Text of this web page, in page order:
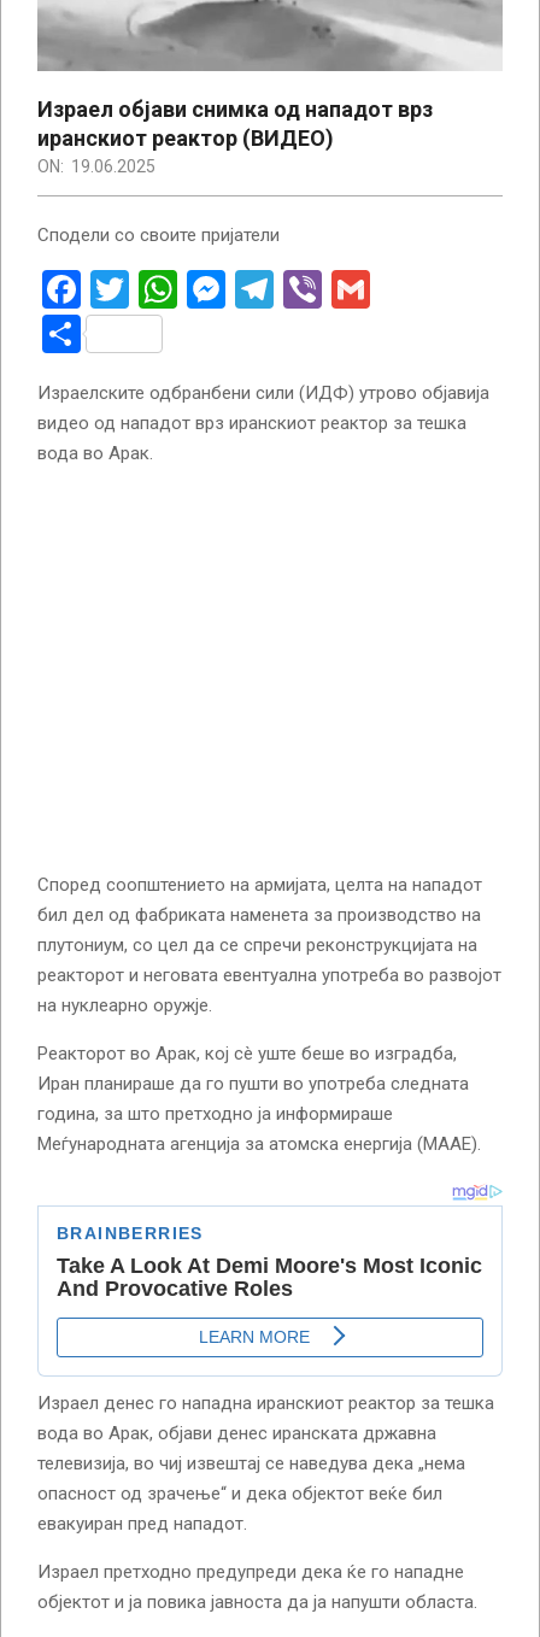
Израел објави снимка од нападот врз
иранскиот реактор (ВИДЕО)
ON: 19.06.2025
Сподели со своите пријатели
Facebook
Twitter
WhatsApp
Messenger
Telegram
Viber
Share
Израелските одбранбени сили (ИДФ) утрово објавија
видео од нападот врз иранскиот реактор за тешка
вода во Арак.
Според соопштението на армијата, целта на нападот
бил дел од фабриката наменета за производство на
плутониум, со цел да се спречи реконструкцијата на
реакторот и неговата евентуална употреба во развојот
на нуклеарно оружје.
Реакторот во Арак, кој сè уште беше во изградба,
Иран планираше да го пушти во употреба следната
година, за што претходно ја информираше
Меѓународната агенција за атомска енергија (МААЕ).
Израел денес го нападна иранскиот реактор за тешка
вода во Арак, објави денес иранската државна
телевизија, во чиј извештај се наведува дека „нема
опасност од зрачење“ и дека објектот веќе бил
евакуиран пред нападот.
Израел претходно предупреди дека ќе го нападне
објектот и ја повика јавноста да ја напушти областа.